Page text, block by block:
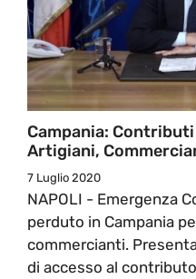
Campania:
Artigiani,
7 Luglio 2020
NAPOLI - Emergenza
perduto in Campania
commercianti.
di accesso al